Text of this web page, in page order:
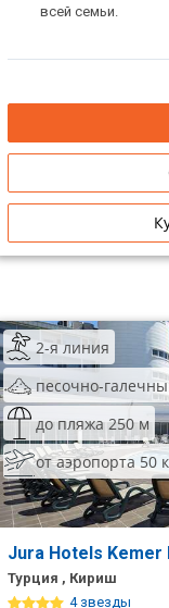
всей семьи.
2-я линия
песочно-
до пляжа 250 м
от аэропорта 50
Jura Hotels Kemer
Турция , Кириш
4 звезды